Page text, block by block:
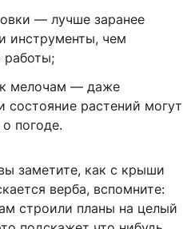
— лучше заранее
инструменты, чем
работы;
мелочам — даже
состояние растений могут
погоде.
заметите, как с крыши
верба, вспомните:
строили планы на целый